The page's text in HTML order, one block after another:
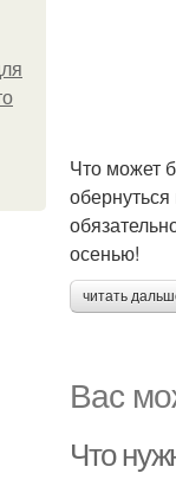
Что может
осенью!
читать
Вас
Что